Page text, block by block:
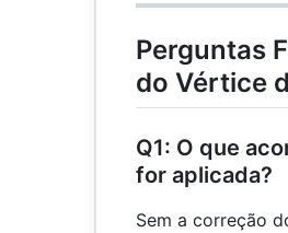
{1 +
=
\frac{-
{1,036}
-2,90 \,
Perguntas
do Vértice
Q1: O que
for aplicada?
Sem a correção